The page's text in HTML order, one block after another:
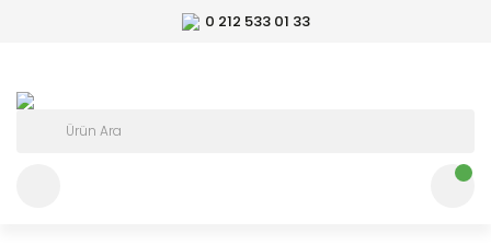
0 212 533 01 33